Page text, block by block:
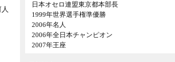
日本オセロ連盟東京都本部長
1999年世界選手権準優勝
2006年名人
2006年全日本チャンピオン
2007年王座